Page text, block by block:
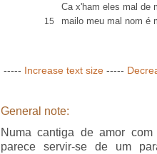
Ca x'ham eles mal de
15 mailo meu mal nom é
----- Increase text size -----
General note:
Numa cantiga de amor
parece servir-se de um